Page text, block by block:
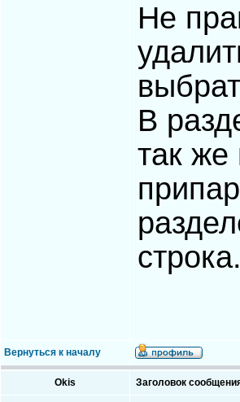
Не
В
так же
Вернуться к началу
Okis Заголовок